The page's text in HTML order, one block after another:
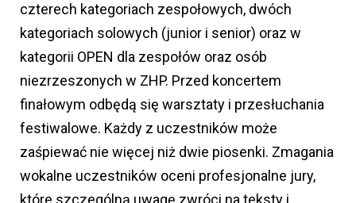
czterech kategoriach zespołowych, dwóch
kategoriach solowych (junior i senior) oraz w
kategorii OPEN dla zespołów oraz osób
niezrzeszonych w ZHP. Przed koncertem
finałowym odbędą się warsztaty i przesłuchania
festiwalowe. Każdy z uczestników może
zaśpiewać nie więcej niż dwie piosenki. Zmagania
wokalne uczestników oceni profesjonalne jury,